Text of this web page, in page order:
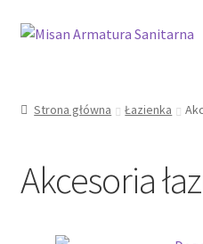
Przejdź
Przejdź
Kontakt
Strona główna Łazienka
Akcesoria